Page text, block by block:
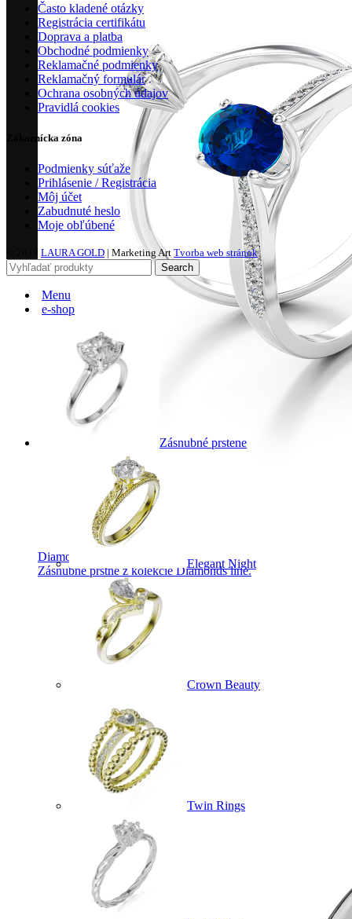
Diamond Line
Zásnubné prstne z kolekcie Diamonds line.
Často kladené otázky
Registrácia certifikátu
Doprava a platba
Obchodné podmienky
Reklamačné podmienky
Reklamačný formulár
Ochrana osobných údajov
Pravidlá cookies
Zákaznícka zóna
Podmienky súťaže
Prihlásenie / Registrácia
Môj účet
Zabudnuté heslo
Moje obľúbené
LAURA GOLD | Marketing Art Tvorba web stránok
Search
Menu
e-shop
Zásnubné prstene
Elegant Night
Crown Beauty
Twin Rings